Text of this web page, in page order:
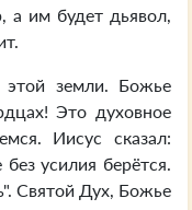
а им будет дьявол,
земли. Божье
Это духовное
Иисус сказал:
усилия берётся.
Святой Дух, Божье